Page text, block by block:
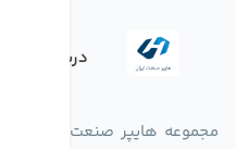
درباره
مجموعه هایپر صنعت ایران در